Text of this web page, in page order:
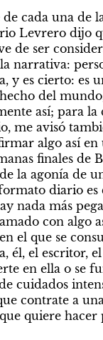
cada una de
Levrero dijo
de ser
narrativa:
y es cierto: es
del
así; para
me avisó
algo así
finales de
la agonía de
diario
nada más
con algo
el que se
él, el escritor,
en ella o se
cuidados
contrate a
quiere